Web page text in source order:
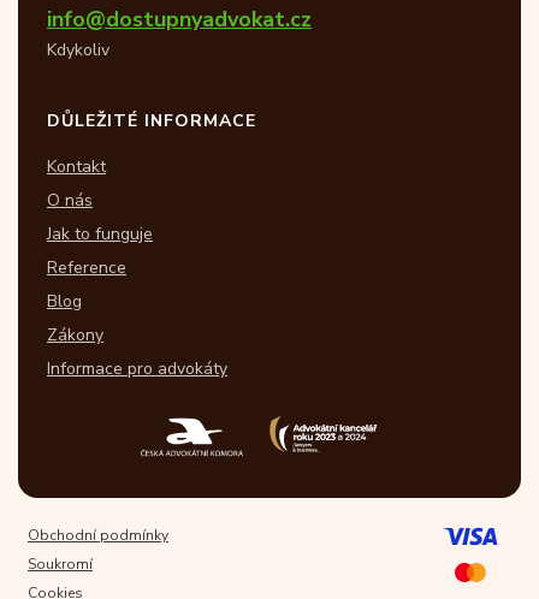
info@dostupnyadvokat.cz
Kdykoliv
DŮLEŽITÉ INFORMACE
Kontakt
O nás
Jak to funguje
Reference
Blog
Zákony
Informace pro advokáty
Obchodní podmínky
Soukromí
Cookies